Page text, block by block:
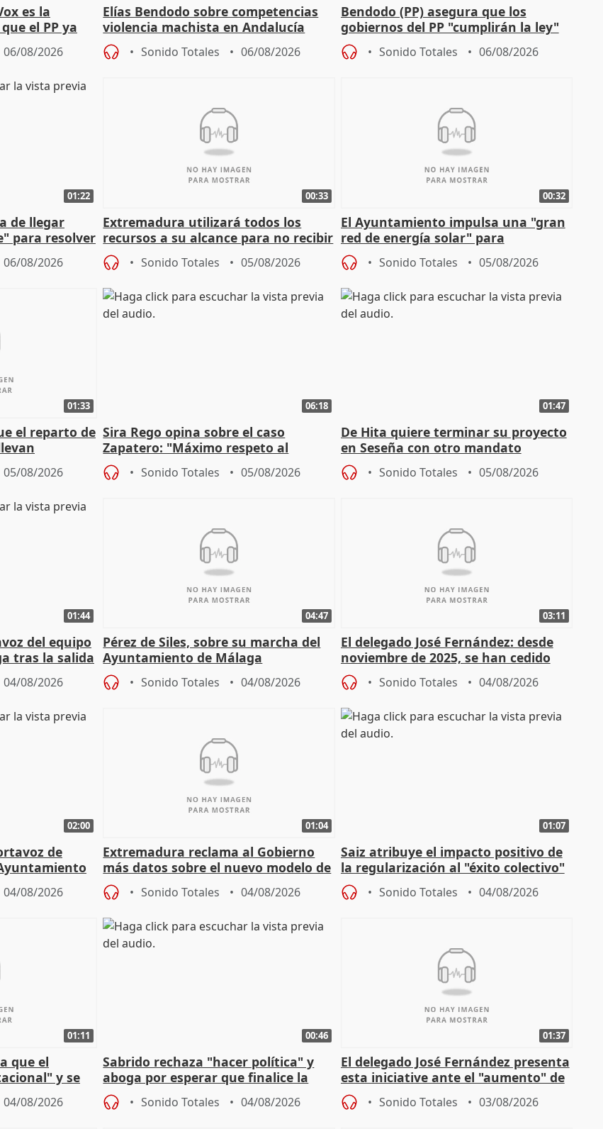
es la
el PP ya
06/08/2026
Elías Bendodo sobre competencias
violencia machista en Andalucía
Sonido Totales 06/08/2026
Bendodo (PP) asegura que los
gobiernos del PP "cumplirán la ley"
sobre los menores migrantes
Sonido Totales 06/08/2026
01:22
de llegar
para resolver
06/08/2026
00:33
Extremadura utilizará todos los
recursos a su alcance para no recibir
más menores migrantes
Sonido Totales 05/08/2026
00:32
El Ayuntamiento impulsa una "gran
red de energía solar" para
autoconsumo
Sonido Totales 05/08/2026
01:33
el reparto de
central
05/08/2026
06:18
Sira Rego opina sobre el caso
Zapatero: "Máximo respeto al
proceso judicial"
Sonido Totales 05/08/2026
01:47
De Hita quiere terminar su proyecto
en Seseña con otro mandato
Sonido Totales 05/08/2026
01:44
del equipo
tras la salida
04/08/2026
04:47
Pérez de Siles, sobre su marcha del
Ayuntamiento de Málaga
Sonido Totales 04/08/2026
03:11
El delegado José Fernández: desde
noviembre de 2025, se han cedido
9.810 ayudas por nacimiento
Sonido Totales 04/08/2026
02:00
de
04/08/2026
01:04
Extremadura reclama al Gobierno
más datos sobre el nuevo modelo de
financiación
Sonido Totales 04/08/2026
01:07
Saiz atribuye el impacto positivo de
la regularización al "éxito colectivo"
del Gobierno
Sonido Totales 04/08/2026
01:11
que el
y se
verano
04/08/2026
00:46
Sabrido rechaza "hacer política" y
aboga por esperar que finalice la
investigación del incendio
Sonido Totales 04/08/2026
01:37
El delegado José Fernández presenta
esta iniciative ante el "aumento" de
personas sin hogar en Madri
Sonido Totales 03/08/2026